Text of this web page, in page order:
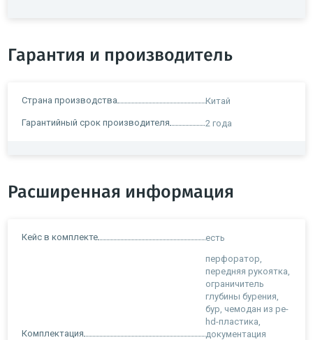
Гарантия и производитель
Страна производства Китай
Гарантийный срок производителя 2 года
Расширенная информация
Кейс в комплекте есть
Комплектация
перфоратор,
передняя рукоятка,
ограничитель
глубины бурения,
бур, чемодан из pe-
hd-пластика,
документация